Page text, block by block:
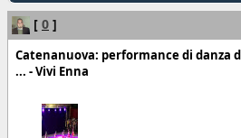
[ 0 ]
Catenanuova: performance di danza
... - Vivi Enna